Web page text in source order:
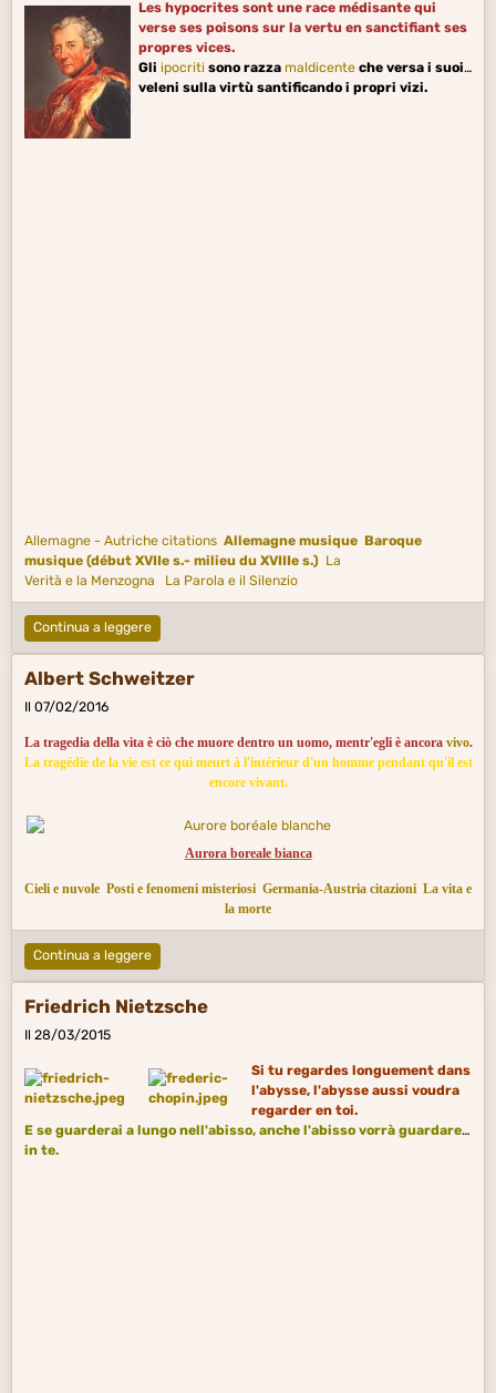
Les hypocrites sont une race médisante qui
verse ses poisons sur la vertu en sanctifiant ses
propres vices.
Gli ipocritisono razza maldicenteche versa i suoi
veleni sulla virtù santificando i propri vizi.
Allemagne - Autriche citations Allemagne musique Baroque
musique (début XVIIe s.- milieu du XVIIIe s.) La
Verità e la Menzogna
La Parola e il Silenzio
Continua a leggere
Albert Schweitzer
Il 07/02/2016
La tragedia della vita è ciò che muore dentro un uomo, mentr'egli è ancora vivo.
La tragédie de la vie est ce qui meurt à l'intérieur d'un homme pendant qu'il est
encore vivant.
Aurora boreale bianca
Cieli e nuvole Posti e fenomeni misteriosi Germania-Austria citazioni La vita e
la morte
Continua a leggere
Friedrich Nietzsche
Il 28/03/2015
Si tu regardes longuement dans
l'abysse, l'abysse aussi voudra
regarder en toi.
E se guarderai a lungo nell'abisso, anche l'abisso vorrà guardare
in te.